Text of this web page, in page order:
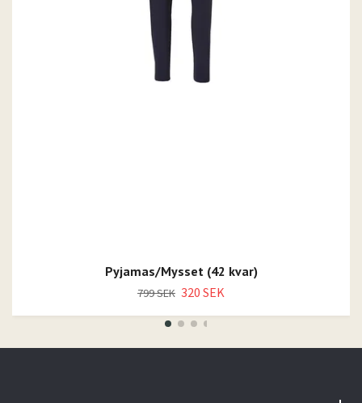
Pyjamas/Mysset (42 kvar)
799 SEK 320 SEK